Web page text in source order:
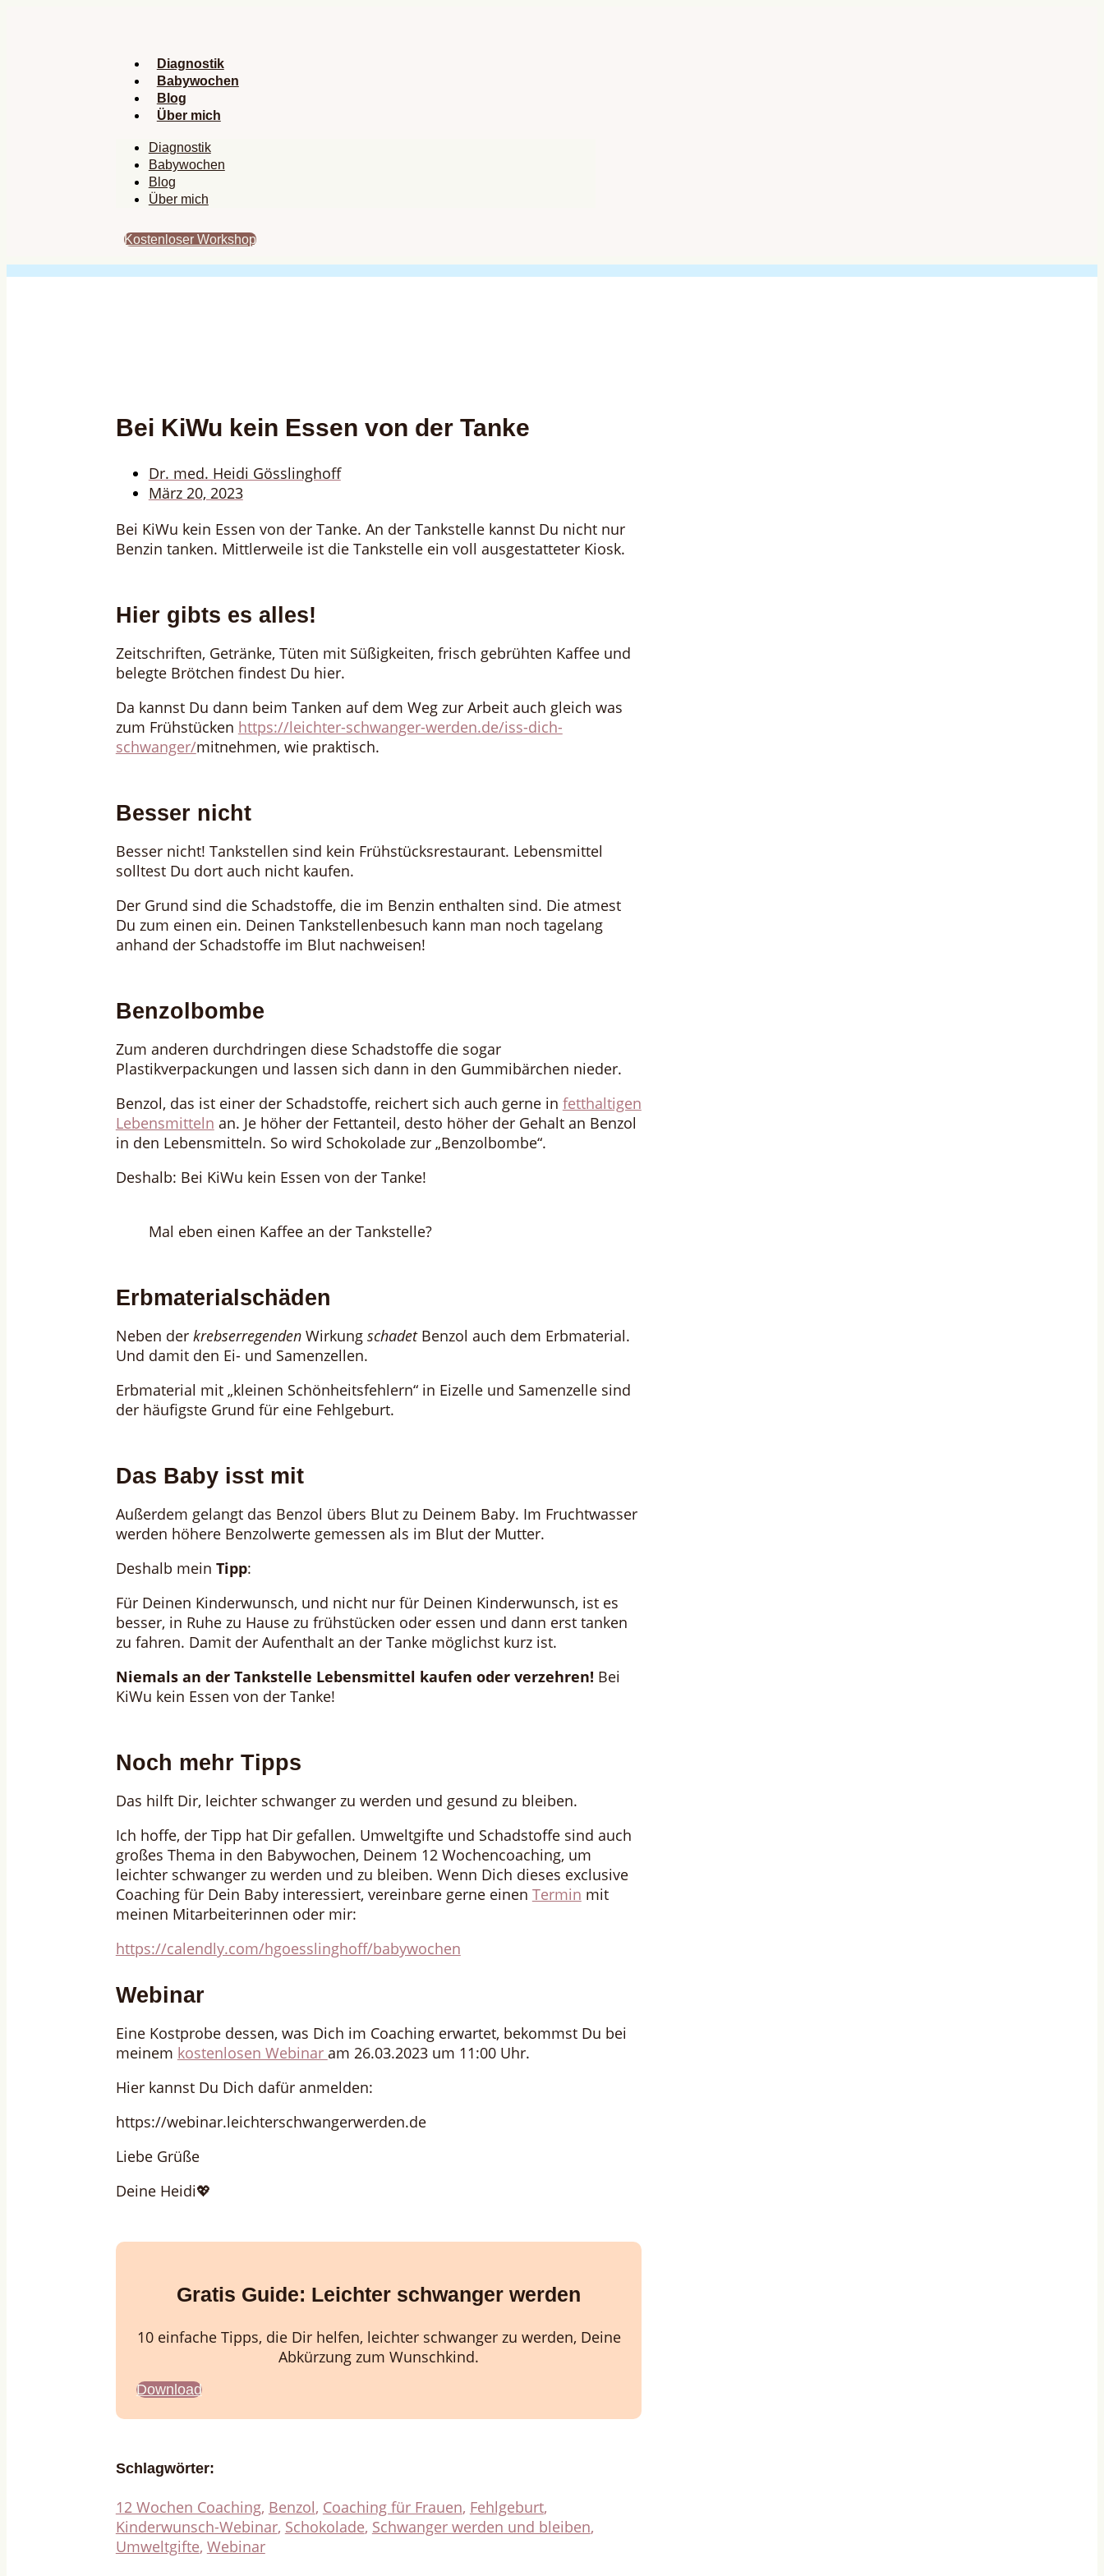
Diagnostik
Babywochen
Blog
Über mich
Diagnostik
Babywochen
Blog
Über mich
Kostenloser Workshop
Bei KiWu kein Essen von der Tanke
Dr. med. Heidi Gösslinghoff
März 20, 2023
Bei KiWu kein Essen von der Tanke. An der Tankstelle kannst Du nicht nur
Benzin tanken. Mittlerweile ist die Tankstelle ein voll ausgestatteter Kiosk.
Hier gibts es alles!
Zeitschriften, Getränke, Tüten mit Süßigkeiten, frisch gebrühten Kaffee und
belegte Brötchen findest Du hier.
Da kannst Du dann beim Tanken auf dem Weg zur Arbeit auch gleich was
zum Frühstücken https://leichter-schwanger-werden.de/iss-dich-
schwanger/mitnehmen, wie praktisch.
Besser nicht
Besser nicht! Tankstellen sind kein Frühstücksrestaurant. Lebensmittel
solltest Du dort auch nicht kaufen.
Der Grund sind die Schadstoffe, die im Benzin enthalten sind. Die atmest
Du zum einen ein. Deinen Tankstellenbesuch kann man noch tagelang
anhand der Schadstoffe im Blut nachweisen!
Benzolbombe
Zum anderen durchdringen diese Schadstoffe die sogar
Plastikverpackungen und lassen sich dann in den Gummibärchen nieder.
Benzol, das ist einer der Schadstoffe, reichert sich auch gerne in fetthaltigen
Lebensmitteln an. Je höher der Fettanteil, desto höher der Gehalt an Benzol
in den Lebensmitteln. So wird Schokolade zur „Benzolbombe“.
Deshalb: Bei KiWu kein Essen von der Tanke!
Mal eben einen Kaffee an der Tankstelle?
Erbmaterialschäden
Neben der krebserregendenWirkung schadet Benzol auch dem Erbmaterial.
Und damit den Ei- und Samenzellen.
Erbmaterial mit „kleinen Schönheitsfehlern“ in Eizelle und Samenzelle sind
der häufigste Grund für eine Fehlgeburt.
Das Baby isst mit
Außerdem gelangt das Benzol übers Blut zu Deinem Baby. Im Fruchtwasser
werden höhere Benzolwerte gemessen als im Blut der Mutter.
Deshalb mein Tipp:
Für Deinen Kinderwunsch, und nicht nur für Deinen Kinderwunsch, ist es
besser, in Ruhe zu Hause zu frühstücken oder essen und dann erst tanken
zu fahren. Damit der Aufenthalt an der Tanke möglichst kurz ist.
Niemals an der Tankstelle Lebensmittel kaufen oder verzehren! Bei
KiWu kein Essen von der Tanke!
Noch mehr Tipps
Das hilft Dir, leichter schwanger zu werden und gesund zu bleiben.
Ich hoffe, der Tipp hat Dir gefallen. Umweltgifte und Schadstoffe sind auch
großes Thema in den Babywochen, Deinem 12 Wochencoaching, um
leichter schwanger zu werden und zu bleiben. Wenn Dich dieses exclusive
Coaching für Dein Baby interessiert, vereinbare gerne einen Termin mit
meinen Mitarbeiterinnen oder mir:
https://calendly.com/hgoesslinghoff/babywochen
Webinar
Eine Kostprobe dessen, was Dich im Coaching erwartet, bekommst Du bei
meinem kostenlosen Webinar am 26.03.2023 um 11:00 Uhr.
Hier kannst Du Dich dafür anmelden:
https://webinar.leichterschwangerwerden.de
Liebe Grüße
Deine Heidi💖
Gratis Guide: Leichter schwanger werden
10 einfache Tipps, die Dir helfen, leichter schwanger zu werden, Deine
Abkürzung zum Wunschkind.
Download
Schlagwörter:
12 Wochen Coaching, Benzol, Coaching für Frauen, Fehlgeburt,
Kinderwunsch-Webinar, Schokolade, Schwanger werden und bleiben,
Umweltgifte, Webinar